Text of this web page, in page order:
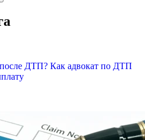
после ДТП? Как адвокат по ДТП